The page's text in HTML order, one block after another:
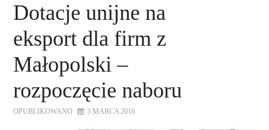
Dotacje unijne na
eksport dla firm z
Małopolski –
rozpoczęcie naboru
OPUBLIKOWANO 3 MARCA 2016